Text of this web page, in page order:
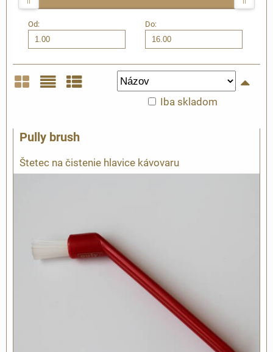
Od: Do:
Iba skladom
Pully brush
Štetec na čistenie hlavice kávovaru